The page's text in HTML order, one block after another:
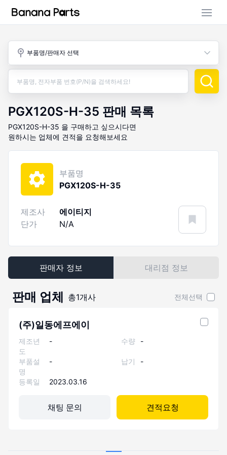
부품명/판매자 선택
PGX120S-H-35 판매 목록
PGX120S-H-35 을 구매하고 싶으시다면
원하시는 업체에 견적을 요청해보세요
부품명
PGX120S-H-35
제조사
에이티지
단가
N/A
판매자 정보 대리점 정보
판매 업체 총1개사 전체선택
(주)일동에프에이
제조년
도
- 수량 -
부품설
명
- 납기 -
등록일 2023.03.16
채팅 문의 견적요청